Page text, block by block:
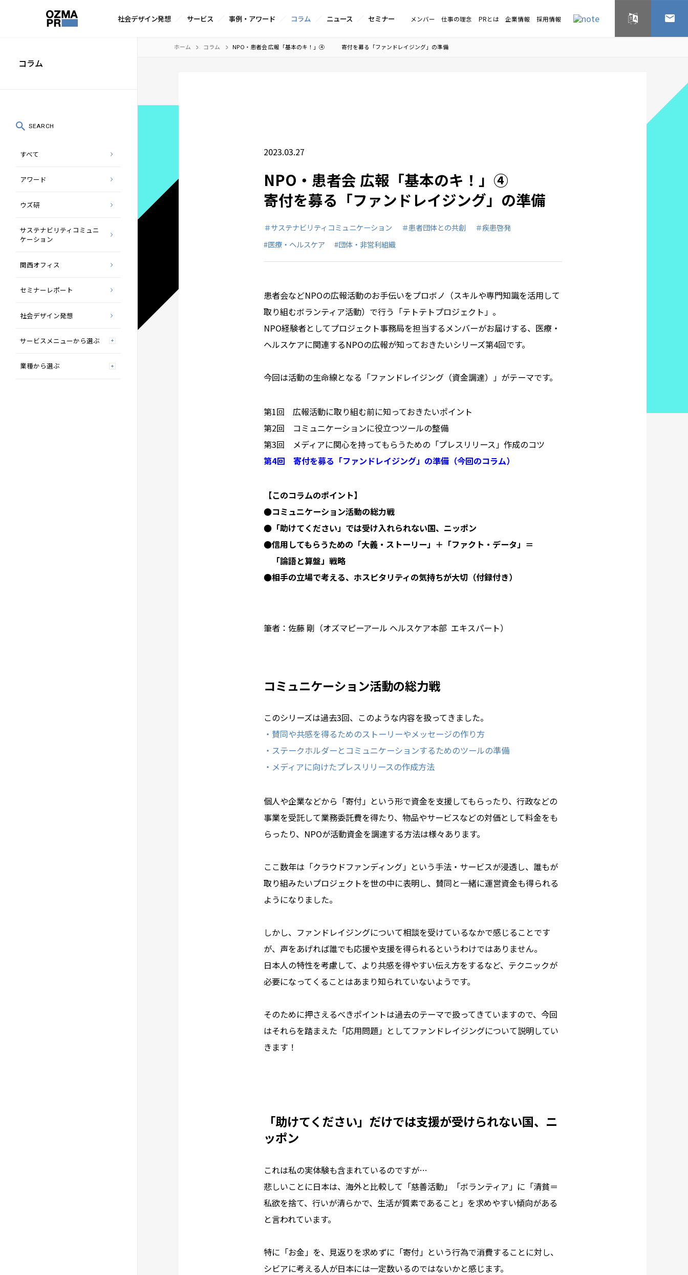
ッ
ズ
イ
社会デザイン発想 サービス 事例・アワード コラム ニュース セミナー メンバー 仕事の理念 PRとは 企業情報 採用情報 English お問い
ホーム コラム NPO・患者会 広報「基本のキ！」④ 寄付を募る「ファンドレイジング」の準備
2023.03.27
NPO・患者会 広報「基本のキ！」④
寄付を募る「ファンドレイジング」の準備
＃サステナビリティコミュニケーション ＃患者団体との共創
＃疾患啓発
#医療・ヘルスケア
#団体・非営利組織
患者会などNPOの広報活動のお手伝いをプロボノ（スキルや専門知識を活用して
取り組むボランティア活動）で行う「テトテトプロジェクト」。
NPO経験者としてプロジェクト事務局を担当するメンバーがお届けする、医療・
ヘルスケアに関連するNPOの広報が知っておきたいシリーズ第4回です。
今回は活動の生命線となる「ファンドレイジング（資金調達）」がテーマです。
第1回 広報活動に取り組む前に知っておきたいポイント
第2回 コミュニケーションに役立つツールの整備
第3回 メディアに関心を持ってもらうための「プレスリリース」作成のコツ
第4回 寄付を募る「ファンドレイジング」の準備（今回のコラム）
【このコラムのポイント】
●コミュニケーション活動の総力戦
●「助けてください」では受け入れられない国、ニッポン
●信用してもらうための「大義・ストーリー」＋「ファクト・データ」＝
「論語と算盤」戦略
●相手の立場で考える、ホスピタリティの気持ちが大切（付録付き）
筆者：佐藤 剛（オズマピーアール ヘルスケア本部 エキスパート）
コミュニケーション活動の総力戦
このシリーズは過去3回、このような内容を扱ってきました。
・賛同や共感を得るためのストーリーやメッセージの作り方
・ステークホルダーとコミュニケーションするためのツールの準備
・メディアに向けたプレスリリースの作成方法
個人や企業などから「寄付」という形で資金を支援してもらったり、行政などの
事業を受託して業務委託費を得たり、物品やサービスなどの対価として料金をも
らったり、NPOが活動資金を調達する方法は様々あります。
ここ数年は「クラウドファンディング」という手法・サービスが浸透し、誰もが
取り組みたいプロジェクトを世の中に表明し、賛同と一緒に運営資金も得られる
ようになりました。
しかし、ファンドレイジングについて相談を受けているなかで感じることです
が、声をあげれば誰でも応援や支援を得られるというわけではありません。
日本人の特性を考慮して、より共感を得やすい伝え方をするなど、テクニックが
必要になってくることはあまり知られていないようです。
そのために押さえるべきポイントは過去のテーマで扱ってきていますので、今回
はそれらを踏まえた「応用問題」としてファンドレイジングについて説明してい
きます！
「助けてください」だけでは支援が受けられない国、ニ
ッポン
これは私の実体験も含まれているのですが…
悲しいことに日本は、海外と比較して「慈善活動」「ボランティア」に「清貧＝
私欲を捨て、行いが清らかで、生活が質素であること」を求めやすい傾向がある
と言われています。
特に「お金」を、見返りを求めずに「寄付」という行為で消費することに対し、
シビアに考える人が日本には一定数いるのではないかと感じます。
コラム
SEARCH
すべて
アワード
ウズ研
サステナビリティコミュニ
ケーション
関西オフィス
セミナーレポート
社会デザイン発想
サービスメニューから選ぶ
業種から選ぶ